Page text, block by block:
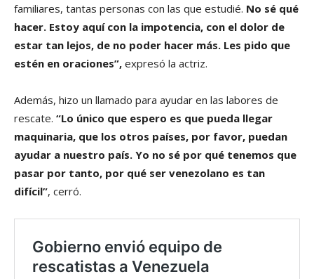
familiares, tantas personas con las que estudié. No sé qué
hacer. Estoy aquí con la impotencia, con el dolor de
estar tan lejos, de no poder hacer más. Les pido que
estén en oraciones”, expresó la actriz.
Además, hizo un llamado para ayudar en las labores de
rescate. “Lo único que espero es que pueda llegar
maquinaria, que los otros países, por favor, puedan
ayudar a nuestro país. Yo no sé por qué tenemos que
pasar por tanto, por qué ser venezolano es tan
difícil”, cerró.